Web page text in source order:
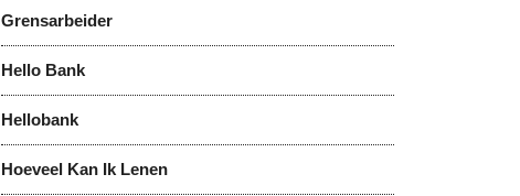
Grensarbeider
Hello Bank
Hellobank
Hoeveel Kan Ik Lenen